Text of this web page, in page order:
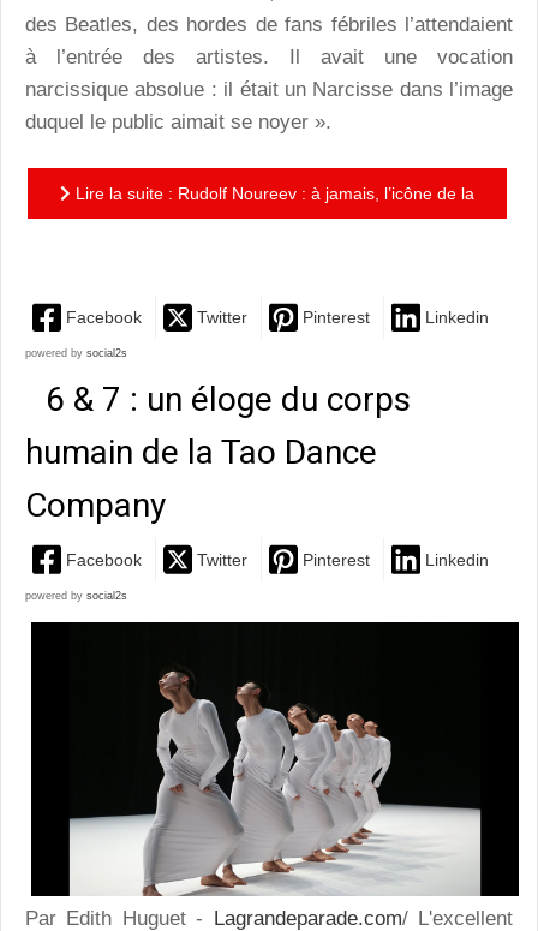
des Beatles, des hordes de fans fébriles l’attendaient
à l’entrée des artistes. Il avait une vocation
narcissique absolue : il était un Narcisse dans l’image
duquel le public aimait se noyer ».
Lire la suite : Rudolf Noureev : à jamais, l’icône de la
Facebook Twitter Pinterest Linkedin
powered by social2s
6 & 7 : un éloge du corps
humain de la Tao Dance
Company
Facebook Twitter Pinterest Linkedin
powered by social2s
Par Edith Huguet - Lagrandeparade.com/ L'excellent